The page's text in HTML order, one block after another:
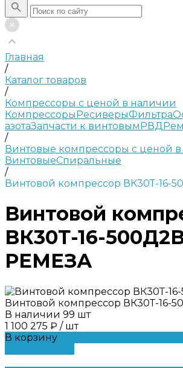
Главная
/
Каталог товаров
/
Компрессоры с ценой в наличии
КомпрессорыРесиверыФильтра
азотаЗапчасти к винтовымРВД
/
Винтовые компрессоры с ценой
ВинтовыеСпиральные
/
Винтовой компрессор ВК30Т-16-
Винтовой
ВК30Т-16-
РЕМЕЗА
Винтовой компрессор ВК30Т-16-
В наличии 99 шт
1 100 275 ₽ / шт
В корзину